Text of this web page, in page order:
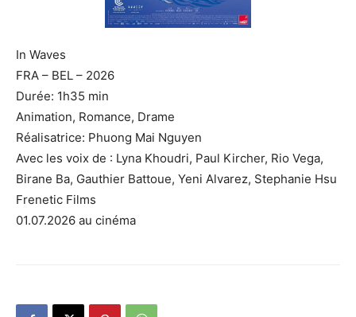
In Waves
FRA – BEL – 2026
Durée: 1h35 min
Animation, Romance, Drame
Réalisatrice: Phuong Mai Nguyen
Avec les voix de : Lyna Khoudri, Paul Kircher, Rio Vega,
Birane Ba, Gauthier Battoue, Yeni Alvarez, Stephanie Hsu
Frenetic Films
01.07.2026 au cinéma